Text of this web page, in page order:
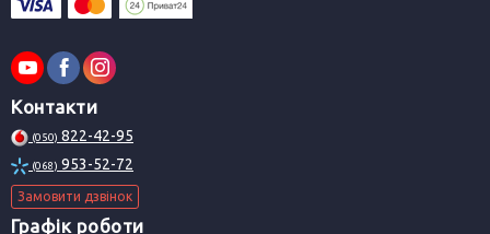
Контакти
(050) 822-42-95
(068) 953-52-72
Замовити дзвінок
Графік роботи